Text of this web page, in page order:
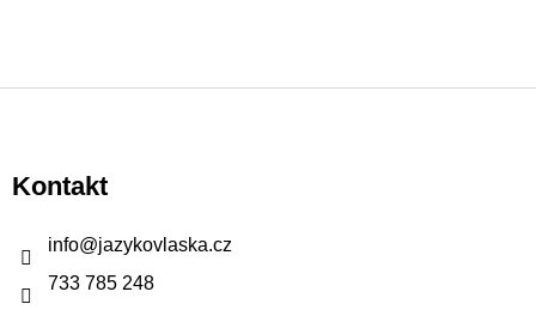
p
aKontakt
info@jazykovlaska.cz
733 785 248